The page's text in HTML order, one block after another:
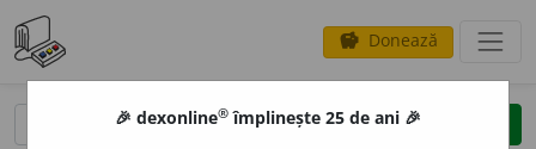
savings Donează
clear
🎉 dexonline® împlinește 25 de ani 🎉